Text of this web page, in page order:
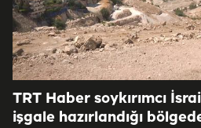
TRT Haber soykırımcı
işgale hazırlandığı